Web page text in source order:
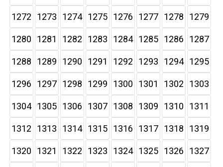
1272 1273 1274 1275 1276 1277 1278 1279
1280 1281 1282 1283 1284 1285 1286 1287
1288 1289 1290 1291 1292 1293 1294 1295
1296 1297 1298 1299 1300 1301 1302 1303
1304 1305 1306 1307 1308 1309 1310 1311
1312 1313 1314 1315 1316 1317 1318 1319
1320 1321 1322 1323 1324 1325 1326 1327